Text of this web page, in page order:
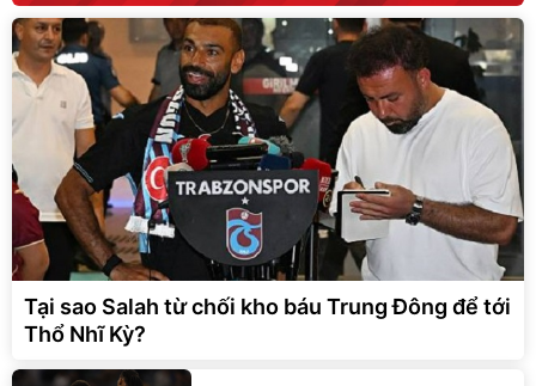
Tại sao Salah từ chối kho báu Trung Đông để tới
Thổ Nhĩ Kỳ?